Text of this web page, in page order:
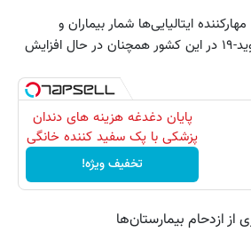
ایتالیایی‌ها شمار بیماران و
مرگ‌ومیرهای ناشی از کووید-۱۹ در این کشور همچنان در حال افزایش
پایان دغدغه هزینه های دندان
پزشکی با پک سفید کننده خانگی
تخفیف ویژه!
از ازدحام بیمارستان‌ها